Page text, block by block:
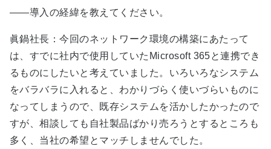
――導入の経緯を教えてください。
眞鍋社長：今回のネットワーク環境の構築にあたって
は、すでに社内で使用していたMicrosoft 365と連携でき
るものにしたいと考えていました。いろいろなシステム
をバラバラに入れると、わかりづらく使いづらいものに
なってしまうので、既存システムを活かしたかったので
すが、相談しても自社製品ばかり売ろうとするところも
多く、当社の希望とマッチしませんでした。